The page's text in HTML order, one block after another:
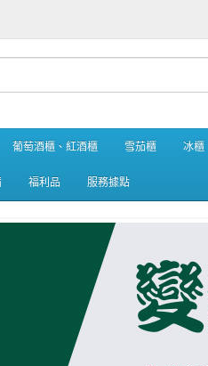
葡萄酒櫃、紅酒櫃 雪茄櫃 冰櫃
福利品 服務據點